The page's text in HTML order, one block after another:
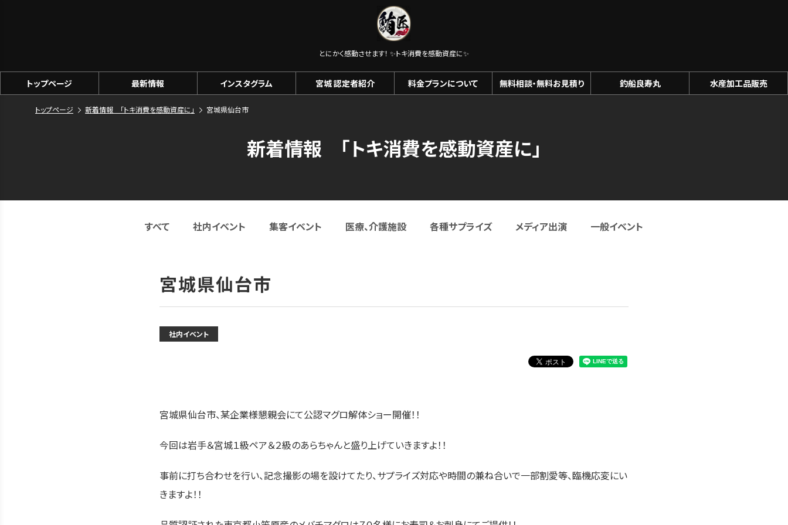
とにかく感動させます！ ✨️トキ消費を感動資産に✨️
トップページ 最新情報 インスタグラム 宮城 認定者紹介 料金プランについて 無料相談・無料お見積り 釣船良寿丸 水産加工品販売
トップページ 新着情報 「トキ消費を感動資産に」 宮城県仙台市
新着情報 「トキ消費を感動資産に」
すべて 社内イベント 集客イベント 医療、介護施設 各種サプライズ メディア出演 一般イベント
宮城県仙台市
社内イベント
宮城県仙台市、某企業様懇親会にて公認マグロ解体ショー開催！！
今回は岩手＆宮城１級ペア＆２級のあらちゃんと盛り上げていきますよ！！
事前に打ち合わせを行い、記念撮影の場を設けてたり、サプライズ対応や時間の兼ね合いで一部割愛等、臨機応変にい
きますよ！！